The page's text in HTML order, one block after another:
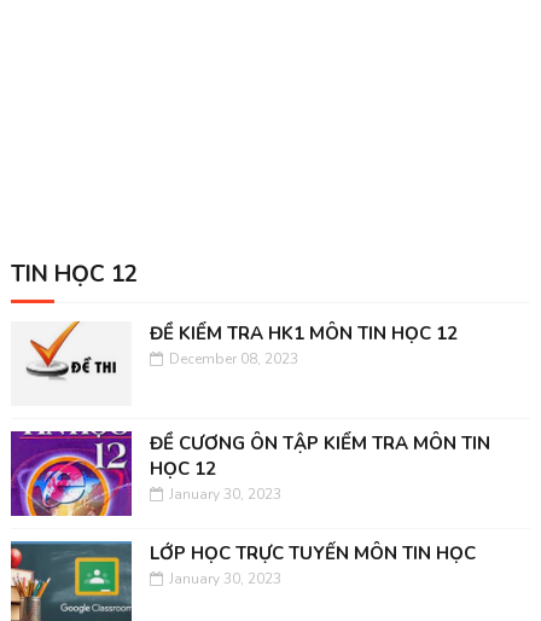
TIN HỌC 12
ĐỀ KIỂM TRA HK1 MÔN TIN HỌC 12
December 08, 2023
ĐỀ CƯƠNG ÔN TẬP KIỂM TRA MÔN TIN
HỌC 12
January 30, 2023
LỚP HỌC TRỰC TUYẾN MÔN TIN HỌC
January 30, 2023